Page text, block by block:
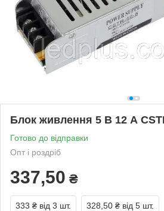
Блок живлення 5 В 12 А
Готово до відправки
Опт і роздріб
337,50 ₴
333 ₴ від 3 шт. 328,50 ₴ від 5 шт.